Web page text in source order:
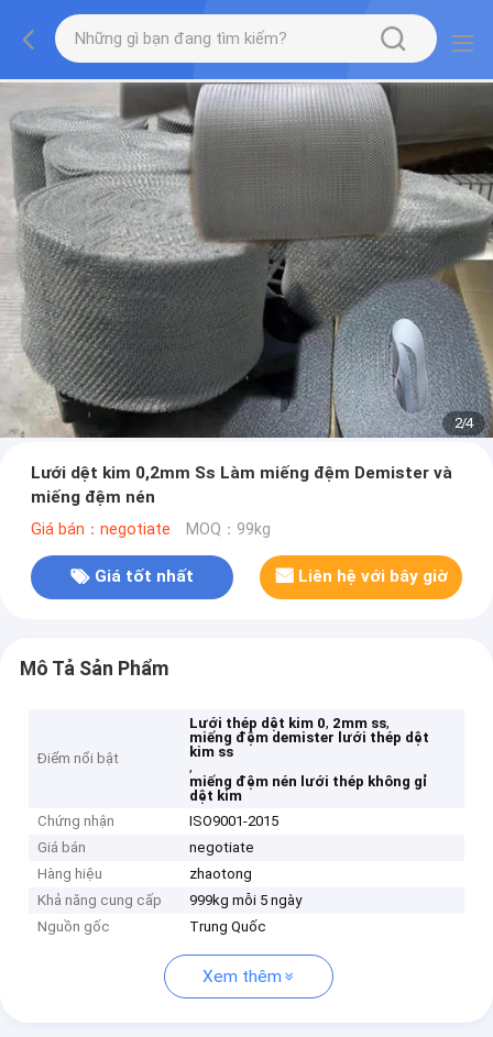
2/4
Lưới dệt kim 0,2mm Ss Làm miếng đệm Demister và
miếng đệm nén
Giá bán：negotiate MOQ：99kg
Giá tốt nhất Liên hệ với bây giờ
Mô Tả Sản Phẩm
Điểm nổi bật
Lưới thép dệt kim 0, 2mm ss,
miếng đệm demister lưới thép dệt
kim ss
,
miếng đệm nén lưới thép không gỉ
dệt kim
Chứng nhận
ISO9001-2015
Giá bán
negotiate
Hàng hiệu
zhaotong
Khả năng cung cấp
999kg mỗi 5 ngày
Nguồn gốc
Trung Quốc
Xem thêm